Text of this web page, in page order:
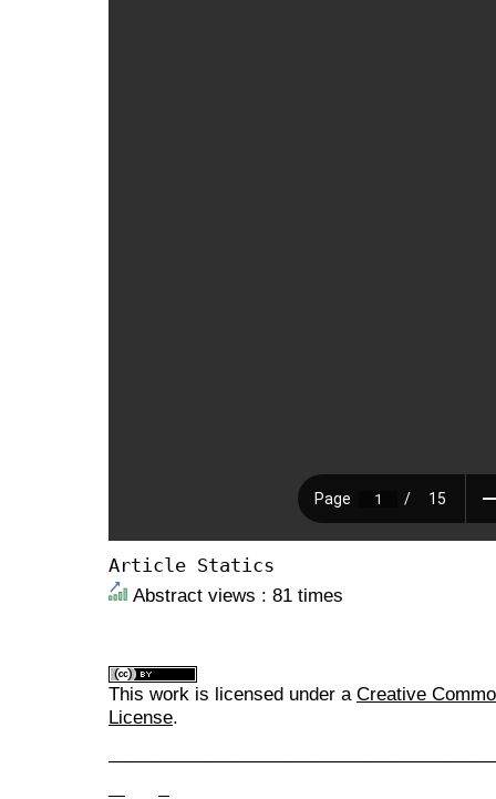
Article Statics
Abstract views : 81 times
This work is licensed under a Creative
License.